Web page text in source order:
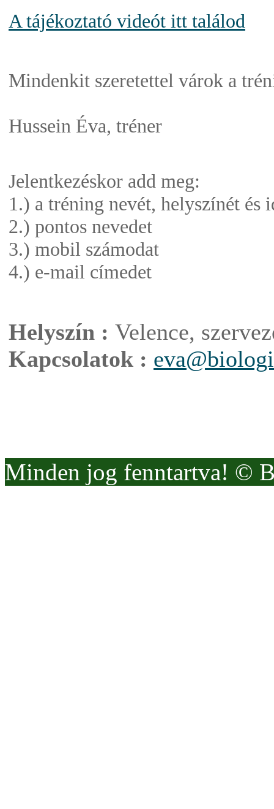
A tájékoztató videót itt találod
Mindenkit szeretettel várok a
Hussein Éva, tréner
Jelentkezéskor add meg:
1.) a tréning nevét, helyszínét és
2.) pontos nevedet
3.) mobil számodat
4.) e-mail címedet
Helyszín : Velence,
Kapcsolatok :
Minden jog fenntartva! ©